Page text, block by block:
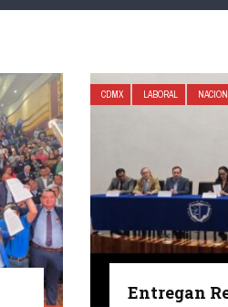
CDMX LABORAL
Entregan